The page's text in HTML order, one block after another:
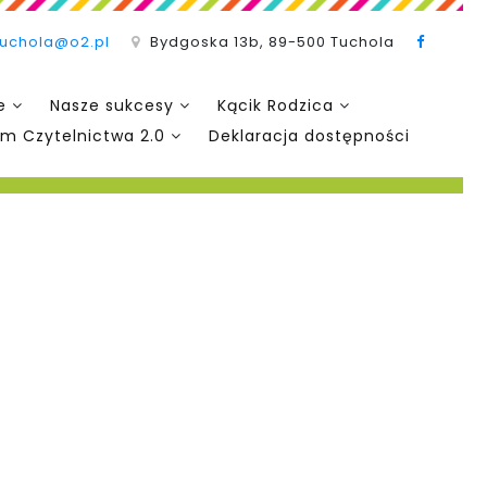
Bydgoska 13b, 89-500 Tuchola
Nasze sukcesy
Kącik Rodzica
Czytelnictwa 2.0 Deklaracja dostępności